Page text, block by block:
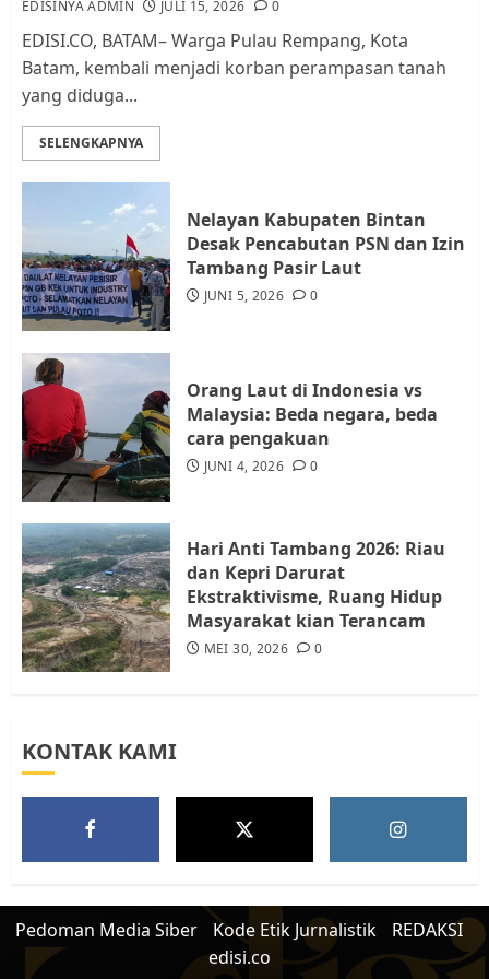
AGUSTUS 1, 2026
4
Warga Rempang Ajukan
Audiensi dengan Wali Kota
5
Tim Advokasi Desak BP Batam
Berhenti Merampas Tanah
EDISINYA ADMIN JULI 15, 2026 0
EDISI.CO, BATAM– Warga Pulau Rempang, Kota
Batam, kembali menjadi korban perampasan tanah
yang diduga...
SELENGKAPNYA
Nelayan Kabupaten Bintan
Desak Pencabutan PSN dan Izin
Tambang Pasir Laut
JUNI 5, 2026 0
Orang Laut di Indonesia vs
Malaysia: Beda negara, beda
cara pengakuan
JUNI 4, 2026 0
Hari Anti Tambang 2026: Riau
dan Kepri Darurat
Ekstraktivisme, Ruang Hidup
Masyarakat kian Terancam
MEI 30, 2026 0
KONTAK KAMI
Pedoman Media Siber Kode Etik Jurnalistik
REDAKSI
edisi.co